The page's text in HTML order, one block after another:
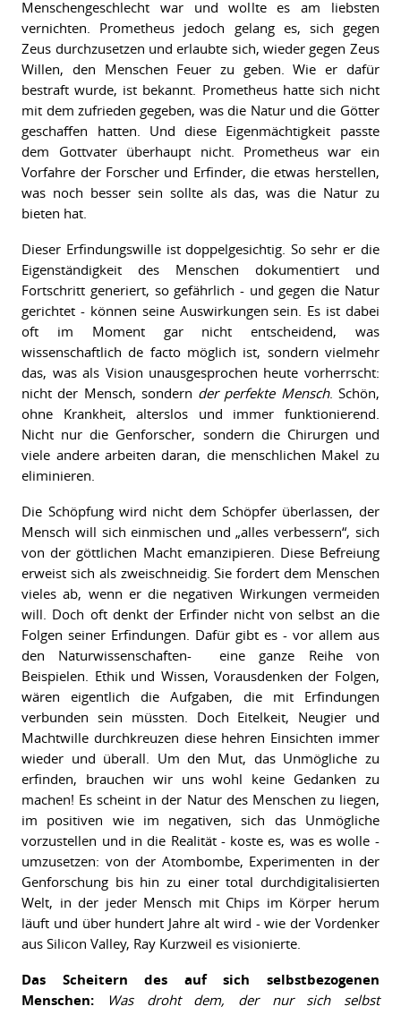
Menschengeschlecht war und wollte es am liebsten
vernichten. Prometheus jedoch gelang es, sich gegen
Zeus durchzusetzen und erlaubte sich, wieder gegen Zeus
Willen, den Menschen Feuer zu geben. Wie er dafür
bestraft wurde, ist bekannt. Prometheus hatte sich nicht
mit dem zufrieden gegeben, was die Natur und die Götter
geschaffen hatten. Und diese Eigenmächtigkeit passte
dem Gottvater überhaupt nicht. Prometheus war ein
Vorfahre der Forscher und Erfinder, die etwas herstellen,
was noch besser sein sollte als das, was die Natur zu
bieten hat.
Dieser Erfindungswille ist doppelgesichtig. So sehr er die
Eigenständigkeit des Menschen dokumentiert und
Fortschritt generiert, so gefährlich - und gegen die Natur
gerichtet - können seine Auswirkungen sein. Es ist dabei
oft im Moment gar nicht entscheidend, was
wissenschaftlich de facto möglich ist, sondern vielmehr
das, was als Vision unausgesprochen heute vorherrscht:
nicht der Mensch, sondern der perfekte Mensch. Schön,
ohne Krankheit, alterslos und immer funktionierend.
Nicht nur die Genforscher, sondern die Chirurgen und
viele andere arbeiten daran, die menschlichen Makel zu
eliminieren.
Die Schöpfung wird nicht dem Schöpfer überlassen, der
Mensch will sich einmischen und „alles verbessern“, sich
von der göttlichen Macht emanzipieren. Diese Befreiung
erweist sich als zweischneidig. Sie fordert dem Menschen
vieles ab, wenn er die negativen Wirkungen vermeiden
will. Doch oft denkt der Erfinder nicht von selbst an die
Folgen seiner Erfindungen. Dafür gibt es - vor allem aus
den Naturwissenschaften-
eine ganze Reihe von
Beispielen. Ethik und Wissen, Vorausdenken der Folgen,
wären eigentlich die Aufgaben, die mit Erfindungen
verbunden sein müssten. Doch Eitelkeit, Neugier und
Machtwille durchkreuzen diese hehren Einsichten immer
wieder und überall. Um den Mut, das Unmögliche zu
erfinden, brauchen wir uns wohl keine Gedanken zu
machen! Es scheint in der Natur des Menschen zu liegen,
im positiven wie im negativen, sich das Unmögliche
vorzustellen und in die Realität - koste es, was es wolle -
umzusetzen: von der Atombombe, Experimenten in der
Genforschung bis hin zu einer total durchdigitalisierten
Welt, in der jeder Mensch mit Chips im Körper herum
läuft und über hundert Jahre alt wird - wie der Vordenker
aus Silicon Valley, Ray Kurzweil es visionierte.
Das Scheitern des auf sich selbstbezogenen
Menschen:
Was droht dem, der nur sich selbst